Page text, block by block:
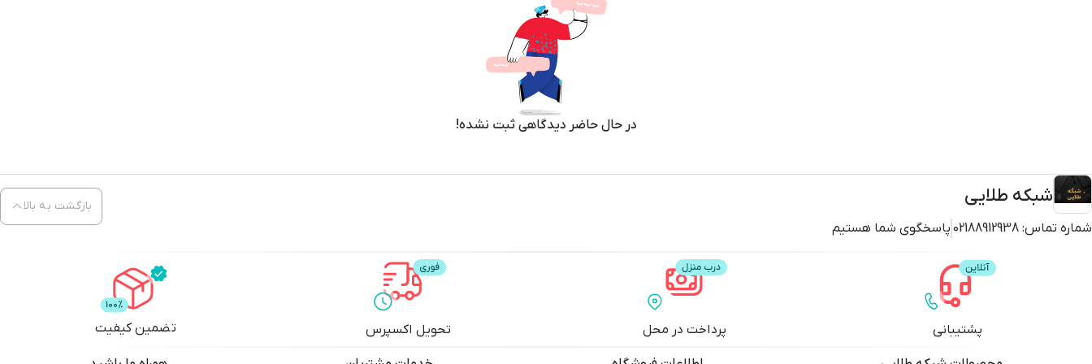
در حال حاضر دیدگاهی ثبت نشده!
شبکه طلایی
شماره تماس: 02188912938 پاسخگوی شما هستیم
بازگشت به بالا
پشتیبانی پرداخت در محل تحویل اکسپرس تضمین کیفیت